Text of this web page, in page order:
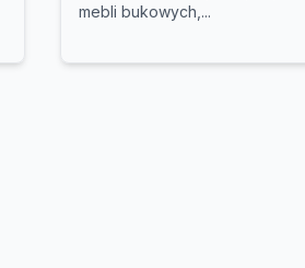
mebli bukowych,...